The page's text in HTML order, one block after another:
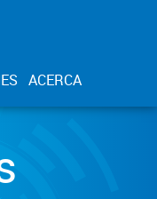
ACERCA